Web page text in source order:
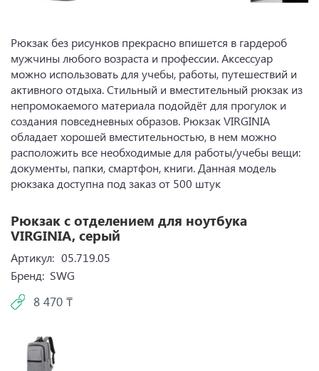
Рюкзак без рисунков прекрасно впишется в гардероб
мужчины любого возраста и профессии. Аксессуар
можно использовать для учебы, работы, путешествий и
активного отдыха. Стильный и вместительный рюкзак из
непромокаемого материала подойдёт для прогулок и
создания повседневных образов. Рюкзак VIRGINIA
обладает хорошей вместительностью, в нем можно
расположить все необходимые для работы/учебы вещи:
документы, папки, смартфон, книги. Данная модель
рюкзака доступна под заказ от 500 штук
Рюкзак с отделением для ноутбука
VIRGINIA, серый
Артикул: 05.719.05
Бренд: SWG
8 470 ₸